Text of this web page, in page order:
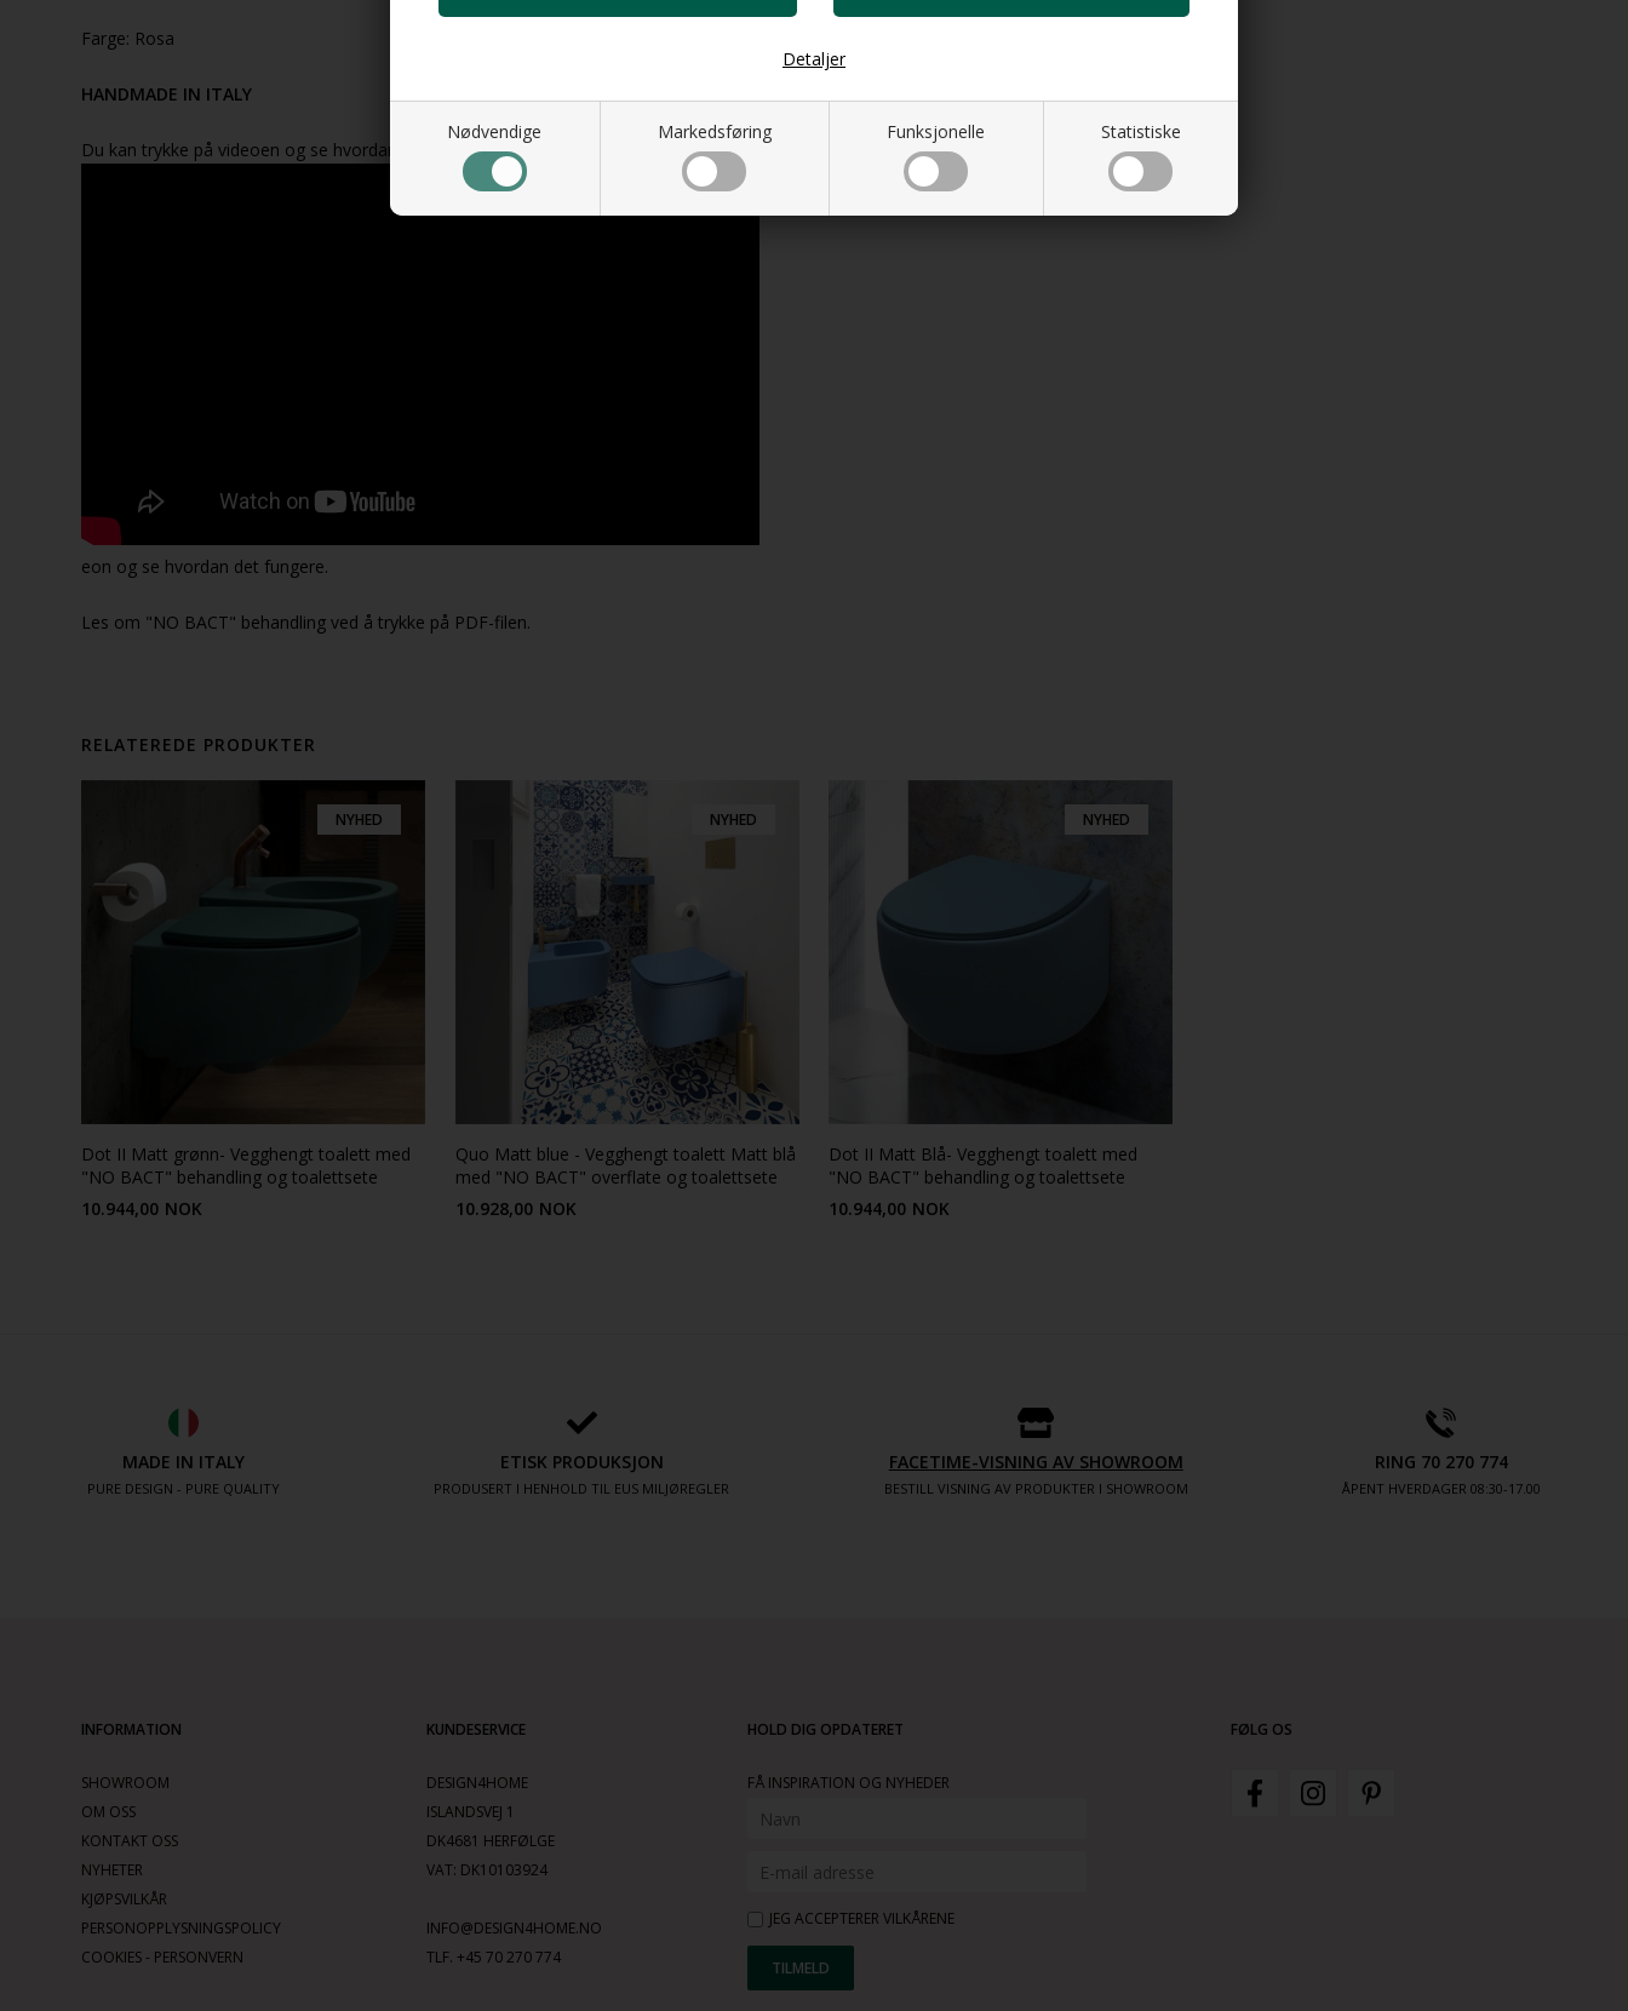
Nødvendige Markedsføring Funksjonelle Statistiske
Detaljer
Farge: Rosa
HANDMADE IN ITALY
Du kan trykke på videoen og se hvordan den fungerer.
eon og se hvordan det fungere.
Les om "NO BACT" behandling ved å trykke på PDF-filen.
RELATEREDE PRODUKTER
NYHED
Dot II Matt grønn- Vegghengt toalett med
"NO BACT" behandling og toalettsete
10.944,00 NOK
NYHED
Quo Matt blue - Vegghengt toalett Matt blå
med "NO BACT" overflate og toalettsete
10.928,00 NOK
NYHED
Dot II Matt Blå- Vegghengt toalett med
"NO BACT" behandling og toalettsete
10.944,00 NOK
MADE IN ITALY
PURE DESIGN - PURE QUALITY
ETISK PRODUKSJON
PRODUSERT I HENHOLD TIL EUS MILJØREGLER
FACETIME-VISNING AV SHOWROOM
BESTILL VISNING AV PRODUKTER I SHOWROOM
RING 70 270 774
ÅPENT HVERDAGER 08:30-17.00
INFORMATION
SHOWROOM
OM OSS
KONTAKT OSS
NYHETER
KJØPSVILKÅR
PERSONOPPLYSNINGSPOLICY
COOKIES - PERSONVERN
KUNDESERVICE
DESIGN4HOME
ISLANDSVEJ 1
DK4681 HERFØLGE
VAT: DK10103924
INFO@DESIGN4HOME.NO
TLF. +45 70 270 774
HOLD DIG OPDATERET
FÅ INSPIRATION OG NYHEDER
JEG ACCEPTERER VILKÅRENE
FØLG OS